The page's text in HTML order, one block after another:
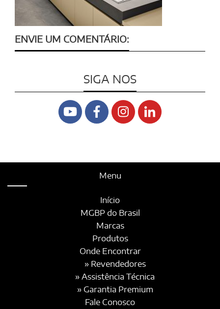
ENVIE UM COMENTÁRIO:
SIGA NOS
Menu
Início
MGBP do Brasil
Marcas
Produtos
Onde Encontrar
» Revendedores
» Assistência Técnica
» Garantia Premium
Fale Conosco